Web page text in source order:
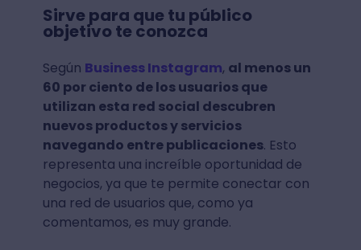
Sirve para que tu público
objetivo te conozca
Según Business Instagram, al menos un
60 por ciento de los usuarios que
utilizan esta red social descubren
nuevos productos y servicios
navegando entre publicaciones. Esto
representa una increíble oportunidad de
negocios, ya que te permite conectar con
una red de usuarios que, como ya
comentamos, es muy grande.